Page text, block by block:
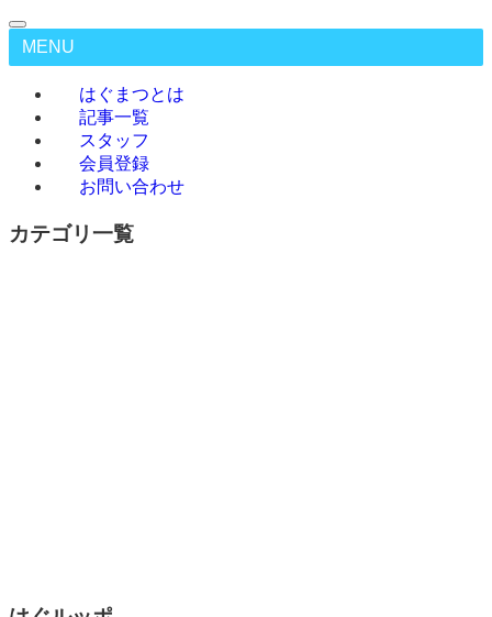
MENU
はぐまつとは
記事一覧
スタッフ
会員登録
お問い合わせ
カテゴリ一覧